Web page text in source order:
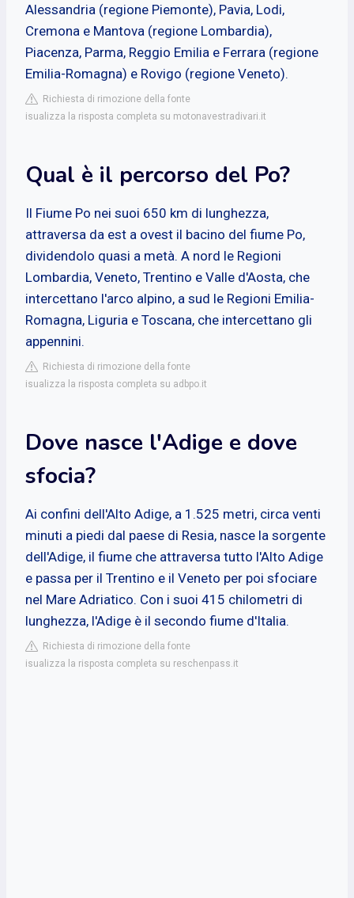
Alessandria (regione Piemonte), Pavia, Lodi,
Cremona e Mantova (regione Lombardia),
Piacenza, Parma, Reggio Emilia e Ferrara (regione
Emilia-Romagna) e Rovigo (regione Veneto).
Richiesta di rimozione della fonte
isualizza la risposta completa su motonavestradivari.it
Qual è il percorso del Po?
Il Fiume Po nei suoi 650 km di lunghezza,
attraversa da est a ovest il bacino del fiume Po,
dividendolo quasi a metà. A nord le Regioni
Lombardia, Veneto, Trentino e Valle d'Aosta, che
intercettano l'arco alpino, a sud le Regioni Emilia-
Romagna, Liguria e Toscana, che intercettano gli
appennini.
Richiesta di rimozione della fonte
isualizza la risposta completa su adbpo.it
Dove nasce l'Adige e dove
sfocia?
Ai confini dell'Alto Adige, a 1.525 metri, circa venti
minuti a piedi dal paese di Resia, nasce la sorgente
dell'Adige, il fiume che attraversa tutto l'Alto Adige
e passa per il Trentino e il Veneto per poi sfociare
nel Mare Adriatico. Con i suoi 415 chilometri di
lunghezza, l'Adige è il secondo fiume d'Italia.
Richiesta di rimozione della fonte
isualizza la risposta completa su reschenpass.it